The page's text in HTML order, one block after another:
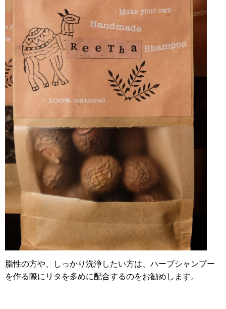
脂性の方や、しっかり洗浄したい方は、ハーブシャンプー
を作る際にリタを多めに配合するのをお勧めします。